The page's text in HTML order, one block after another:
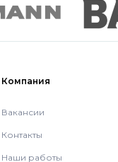
Компания
Вакансии
Контакты
Наши работы